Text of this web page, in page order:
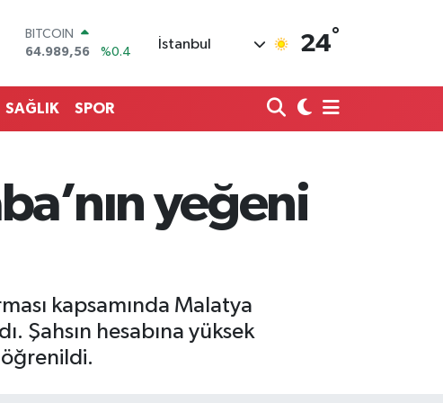
DOLAR
47,7239
%0.01
STERLİN
64,4329
%-0.02
BİST100
13.779
%0
İstanbul 24°
SAĞLIK SPOR
yeğeni
kapsamında Malatya
Şahsın hesabına yüksek